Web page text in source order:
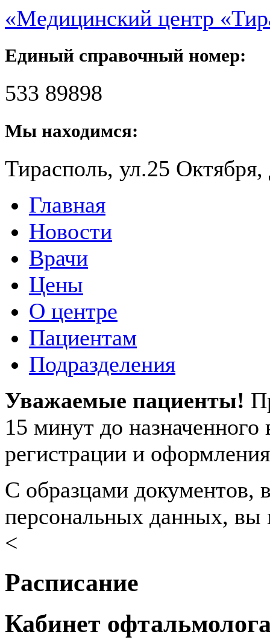
«Медицинский центр
Единый справочный номер:
533 89898
Мы находимся:
Тирасполь, ул.25 Октября,
Главная
Новости
Врачи
Цены
О центре
Пациентам
Подразделения
Уважаемые пациенты!
15 минут до
регистрации и
С образцами документов,
персональных данных, вы
<
Расписание
Кабинет